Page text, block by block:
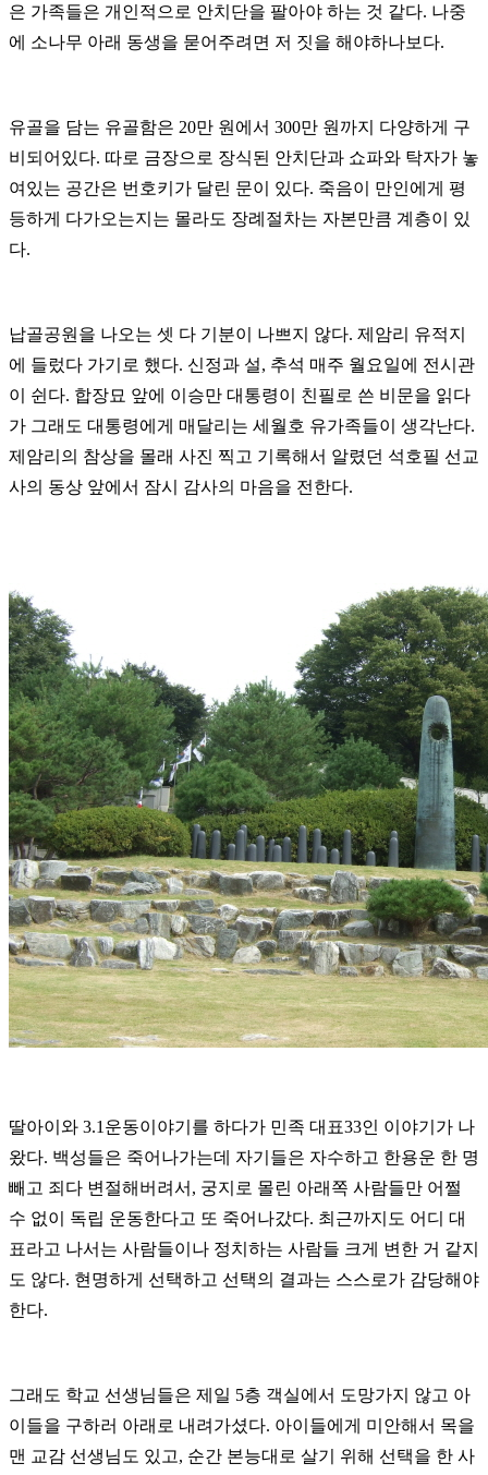
은 가족들은 개인적으로 안치단을 팔아야 하는 것 같다. 나중
에 소나무 아래 동생을 묻어주려면 저 짓을 해야하나보다.
유골을 담는 유골함은 20만 원에서 300만 원까지 다양하게 구
비되어있다. 따로 금장으로 장식된 안치단과 쇼파와 탁자가 놓
여있는 공간은 번호키가 달린 문이 있다. 죽음이 만인에게 평
등하게 다가오는지는 몰라도 장례절차는 자본만큼 계층이 있
다.
납골공원을 나오는 셋 다 기분이 나쁘지 않다. 제암리 유적지
에 들렀다 가기로 했다. 신정과 설, 추석 매주 월요일에 전시관
이 쉰다. 합장묘 앞에 이승만 대통령이 친필로 쓴 비문을 읽다
가 그래도 대통령에게 매달리는 세월호 유가족들이 생각난다.
제암리의 참상을 몰래 사진 찍고 기록해서 알렸던 석호필 선교
사의 동상 앞에서 잠시 감사의 마음을 전한다.
딸아이와 3.1운동이야기를 하다가 민족 대표33인 이야기가 나
왔다. 백성들은 죽어나가는데 자기들은 자수하고 한용운 한 명
빼고 죄다 변절해버려서, 궁지로 몰린 아래쪽 사람들만 어쩔
수 없이 독립 운동한다고 또 죽어나갔다. 최근까지도 어디 대
표라고 나서는 사람들이나 정치하는 사람들 크게 변한 거 같지
도 않다. 현명하게 선택하고 선택의 결과는 스스로가 감당해야
한다.
그래도 학교 선생님들은 제일 5층 객실에서 도망가지 않고 아
이들을 구하러 아래로 내려가셨다. 아이들에게 미안해서 목을
맨 교감 선생님도 있고, 순간 본능대로 살기 위해 선택을 한 사